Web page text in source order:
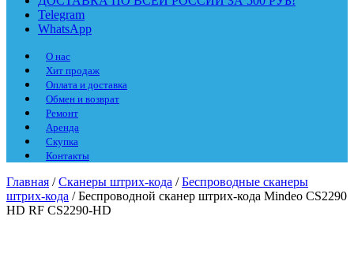
Telegram
WhatsApp
О нас
Хит продаж
Оплата и доставка
Обмен и возврат
Ремонт
Аренда
Скупка
Контакты
Главная /Сканеры штрих-кода /Беспроводные сканеры
штрих-кода / Беспроводной сканер штрих-кода Mindeo CS2290
HD RF CS2290-HD